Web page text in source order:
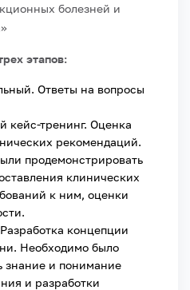
болезней и
этапов:
Ответы на вопросы
кейс-тренинг. Оценка
рекомендаций.
продемонстрировать
клинических
к ним, оценки
концепции
Необходимо было
знание и понимание
и разработки